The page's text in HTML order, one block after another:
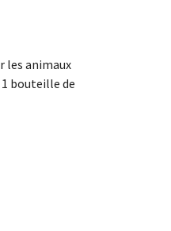
les animaux
1 bouteille de